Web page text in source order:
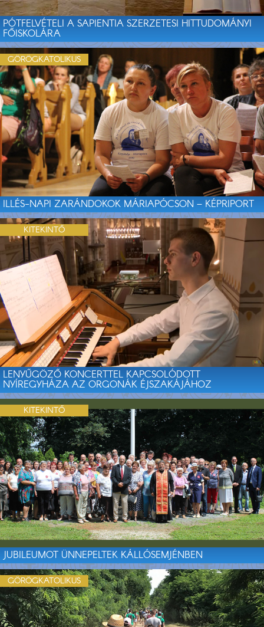
PÓTFELVÉTELI A SAPIENTIA SZERZETESI HITTUDOMÁNYI
FŐISKOLÁRA
ILLÉS-NAPI ZARÁNDOKOK MÁRIAPÓCSON – KÉPRIPORT
GÖRÖGKATOLIKUS
LENYŰGÖZŐ KONCERTTEL KAPCSOLÓDOTT
NYÍREGYHÁZA AZ ORGONÁK ÉJSZAKÁJÁHOZ
KITEKINTŐ
JUBILEUMOT ÜNNEPELTEK KÁLLÓSEMJÉNBEN
KITEKINTŐ
GÖRÖGKATOLIKUS